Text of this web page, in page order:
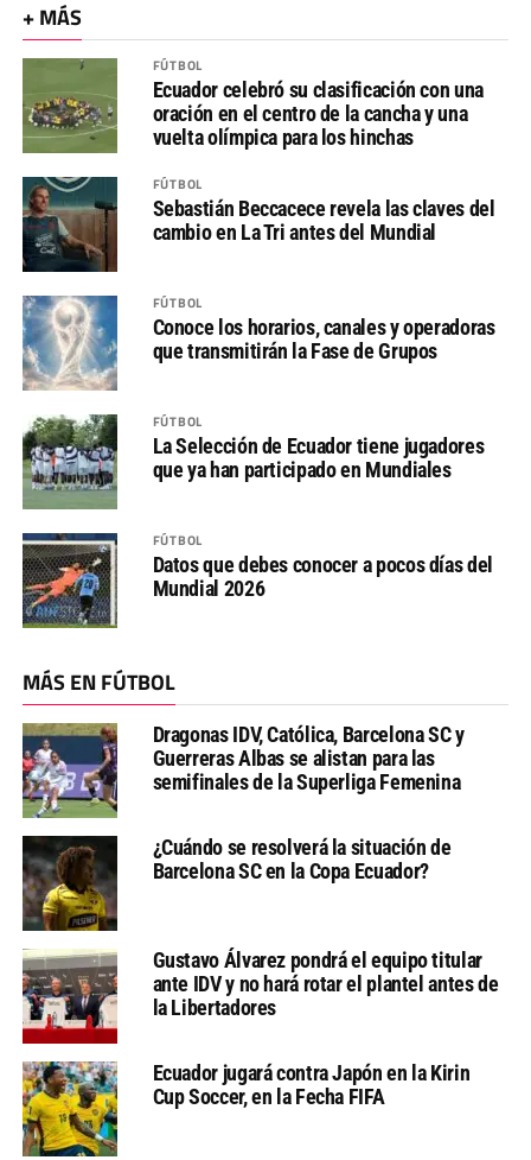
+ MÁS
FÚTBOL
Ecuador celebró su clasificación con una
oración en el centro de la cancha y una
vuelta olímpica para los hinchas
FÚTBOL
Sebastián Beccacece revela las claves del
cambio en La Tri antes del Mundial
FÚTBOL
Conoce los horarios, canales y operadoras
que transmitirán la Fase de Grupos
FÚTBOL
La Selección de Ecuador tiene jugadores
que ya han participado en Mundiales
FÚTBOL
Datos que debes conocer a pocos días del
Mundial 2026
MÁS EN FÚTBOL
Dragonas IDV, Católica, Barcelona SC y
Guerreras Albas se alistan para las
semifinales de la Superliga Femenina
¿Cuándo se resolverá la situación de
Barcelona SC en la Copa Ecuador?
Gustavo Álvarez pondrá el equipo titular
ante IDV y no hará rotar el plantel antes de
la Libertadores
Ecuador jugará contra Japón en la Kirin
Cup Soccer, en la Fecha FIFA